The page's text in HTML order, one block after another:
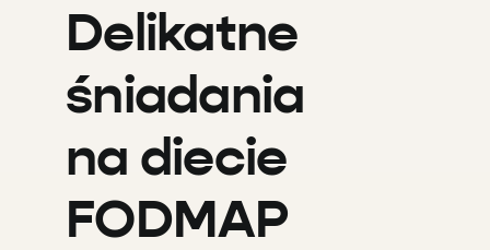
Delikatne
śniadania
na diecie
FODMAP